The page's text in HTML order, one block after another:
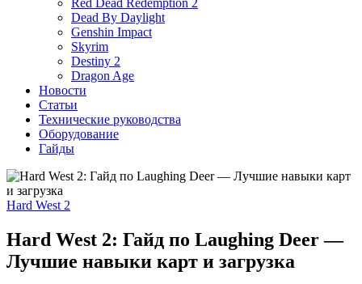
Red Dead Redemption 2
Dead By Daylight
Genshin Impact
Skyrim
Destiny 2
Dragon Age
Новости
Статьи
Технические руководства
Оборудование
Гайды
Hard West 2
Hard West 2: Гайд по Laughing Deer —
Лучшие навыки карт и загрузка